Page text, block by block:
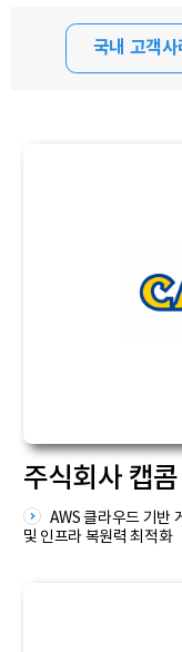
국내 고객사
주식회사 캡콤
AWS 클라우드 기반
및 인프라 복원력 최적화